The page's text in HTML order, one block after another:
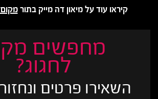
קיראו עוד על מיאון דה מייק בתור
מחפשים
לחגוג?
השאירו פרטים